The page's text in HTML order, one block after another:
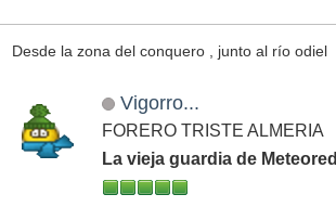
Desde la zona del conquero , junto al río odiel
Vigorro...
FORERO TRISTE ALMERIA
La vieja guardia de Meteored